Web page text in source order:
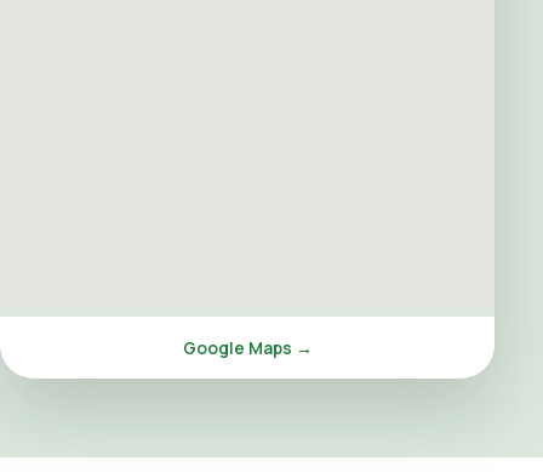
Google Maps →